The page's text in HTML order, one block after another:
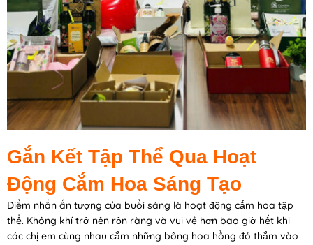
Gắn Kết Tập Thể Qua Hoạt
Động Cắm Hoa Sáng Tạo
Điểm nhấn ấn tượng của buổi sáng là hoạt động cắm hoa tập
thể. Không khí trở nên rộn ràng và vui vẻ hơn bao giờ hết khi
các chị em cùng nhau cắm những bông hoa hồng đỏ thắm vào